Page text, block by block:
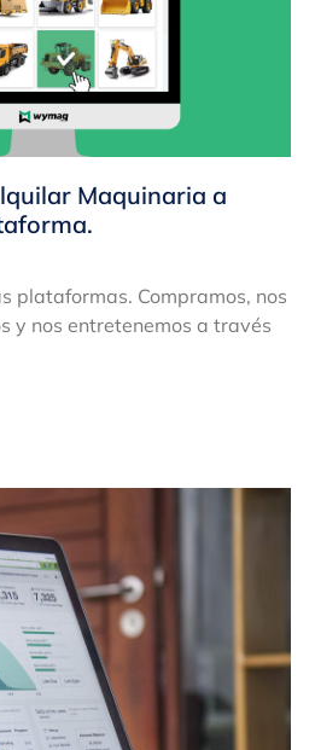
Maquinaria a
plataformas. Compramos, nos
y nos entretenemos a través